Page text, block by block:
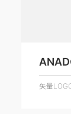
矢量